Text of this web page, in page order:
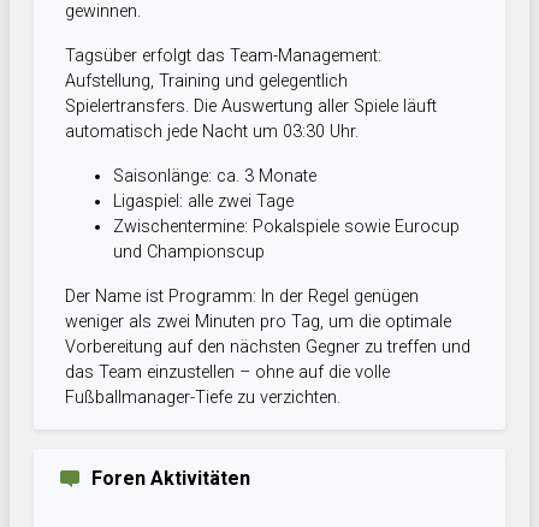
gewinnen.
Tagsüber erfolgt das Team-Management:
Aufstellung, Training und gelegentlich
Spielertransfers. Die Auswertung aller Spiele läuft
automatisch jede Nacht um 03:30 Uhr.
Saisonlänge: ca. 3 Monate
Ligaspiel: alle zwei Tage
Zwischentermine: Pokalspiele sowie Eurocup
und Championscup
Der Name ist Programm: In der Regel genügen
weniger als zwei Minuten pro Tag, um die optimale
Vorbereitung auf den nächsten Gegner zu treffen und
das Team einzustellen – ohne auf die volle
Fußballmanager-Tiefe zu verzichten.
Foren Aktivitäten